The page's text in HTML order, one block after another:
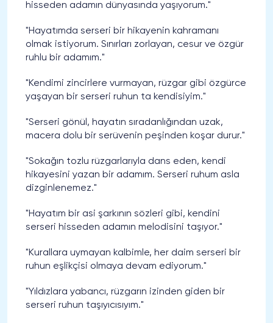
hisseden adamın dünyasında yaşıyorum."
"Hayatımda serseri bir hikayenin kahramanı
olmak istiyorum. Sınırları zorlayan, cesur ve özgür
ruhlu bir adamım."
"Kendimi zincirlere vurmayan, rüzgar gibi özgürce
yaşayan bir serseri ruhun ta kendisiyim."
"Serseri gönül, hayatın sıradanlığından uzak,
macera dolu bir serüvenin peşinden koşar durur."
"Sokağın tozlu rüzgarlarıyla dans eden, kendi
hikayesini yazan bir adamım. Serseri ruhum asla
dizginlenemez."
"Hayatım bir asi şarkının sözleri gibi, kendini
serseri hisseden adamın melodisini taşıyor."
"Kurallara uymayan kalbimle, her daim serseri bir
ruhun eşlikçisi olmaya devam ediyorum."
"Yıldızlara yabancı, rüzgarın izinden giden bir
serseri ruhun taşıyıcısıyım."